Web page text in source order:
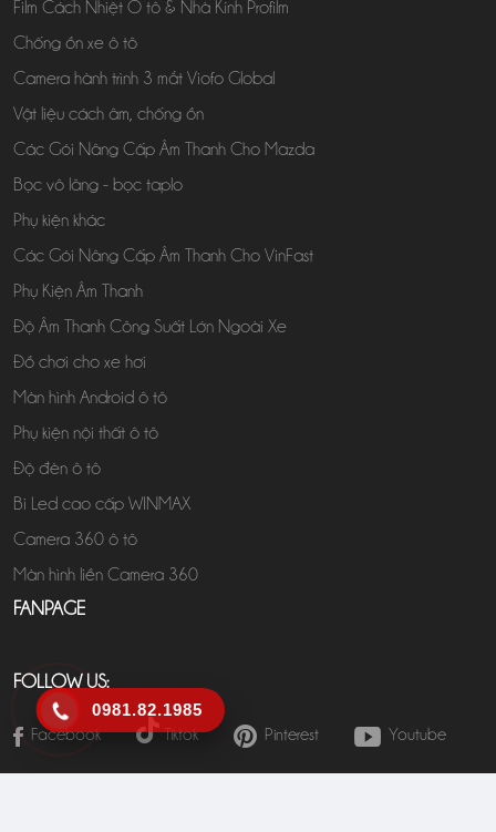
Film Cách Nhiệt Ô tô & Nhà Kính Profilm
Chống ồn xe ô tô
Camera hành trình 3 mắt Viofo Global
Vật liệu cách âm, chống ồn
Các Gói Nâng Cấp Âm Thanh Cho Mazda
Bọc vô lăng - bọc taplo
Phụ kiện khác
Các Gói Nâng Cấp Âm Thanh Cho VinFast
Phụ Kiện Âm Thanh
Độ Âm Thanh Công Suất Lớn Ngoài Xe
Đồ chơi cho xe hơi
Màn hình Android ô tô
Phụ kiện nội thất ô tô
Độ đèn ô tô
Bi Led cao cấp WINMAX
Camera 360 ô tô
Màn hình liền Camera 360
FANPAGE
FOLLOW US:
Facebook Tiktok Pinterest Youtube
0981.82.1985